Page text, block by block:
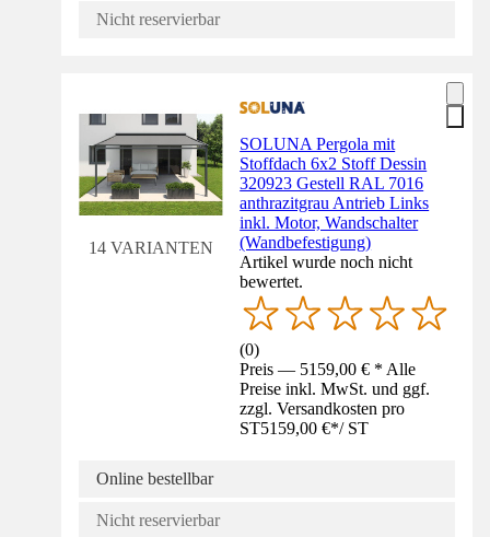
Nicht reservierbar
14 VARIANTEN
SOLUNA Pergola mit
Stoffdach 6x2 Stoff Dessin
320923 Gestell RAL 7016
anthrazitgrau Antrieb Links
inkl. Motor, Wandschalter
(Wandbefestigung)
Artikel wurde noch nicht
bewertet.
(0)
Preis — 5159,00 € * Alle
Preise inkl. MwSt. und ggf.
zzgl. Versandkosten pro
ST5159,00 €*/ ST
Online bestellbar
Nicht reservierbar